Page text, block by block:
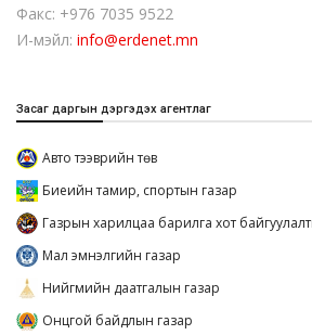
Факс: +976 7035 9522
И-мэйл: info@erdenet.mn
Засаг даргын дэргэдэх агентлаг
Авто тээврийн төв
Биеийн тамир, спортын газар
Газрын харилцаа барилга хот
Мал эмнэлгийн газар
Нийгмийн даатгалын газар
Онцгой байдлын газар